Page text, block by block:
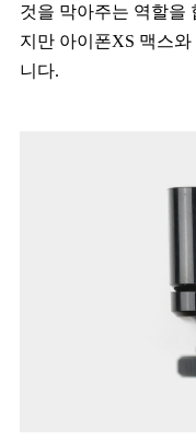
것을 막아주는 역할을
지만 아이폰XS 맥스
니다.